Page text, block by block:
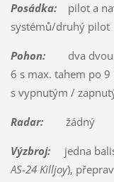
Posádka:pilot a
systémů/druhý pilot
Pohon:dva
6 s max. tahem po
s vypnutým /
Radar:žádný
Výzbroj:jedna
AS-24 Killjoy),